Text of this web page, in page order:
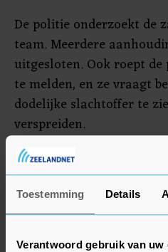
Toestemming Details
Verantwoord gebruik van uw
De politie onderzoekt de
team. Meerdere
uitgesloten. Ook roept
te melden, en ze vraagt
dodelijke slachtoffer te
verspreiden.
Dinsdagavond was er
schietincident in
dat er geen verband is